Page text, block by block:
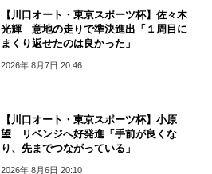
【川口オート・東京スポーツ杯】佐々木
光輝 意地の走りで準決進出「１周目に
まくり返せたのは良かった」
2026年 8月7日 20:46
【川口オート・東京スポーツ杯】小原
望 リベンジへ好発進「手前が良くな
り、先までつながっている」
2026年 8月6日 20:10